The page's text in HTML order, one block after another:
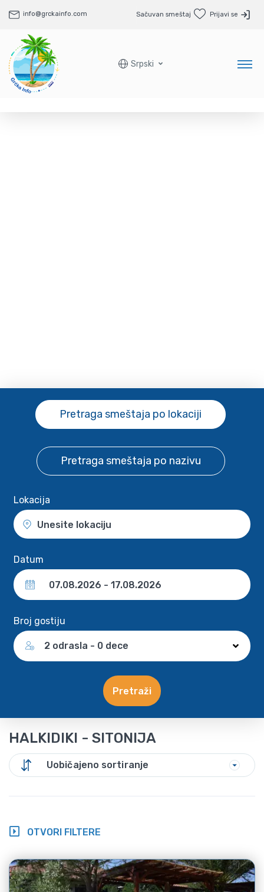
info@grckainfo.com Sačuvan smeštaj Prijavi se
Srpski
Pretraga smeštaja po lokaciji
Pretraga smeštaja po nazivu
Lokacija
Unesite lokaciju
Datum
Broj gostiju
2 odrasla - 0 dece
Pretraži
HALKIDIKI - SITONIJA
Uobičajeno sortiranje
OTVORI FILTERE